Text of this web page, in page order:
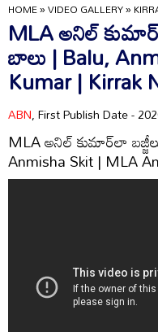
HOME»VIDEO GALLERY»
MLA అనిల్‌
బాలు | Balu,
Kumar | Kirrak
ABN, First Publish Date -
MLA అనిల్‌ కుమార్‌లా
Anmisha Skit | MLA